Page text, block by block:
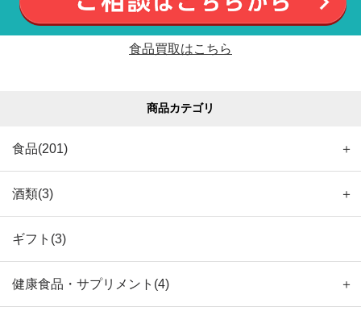
食品買取はこちら
商品カテゴリ
食品(201) ＋
酒類(3) ＋
ギフト(3)
健康食品・サプリメント(4) ＋